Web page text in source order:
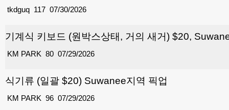
117
tkdguq 07/30/2026
기계식 키보드 (원박스상태, 거의 새거) $20,
80
KM PARK 07/29/2026
식기류 (일괄 $20) Suwanee지역 픽업
96
KM PARK 07/29/2026